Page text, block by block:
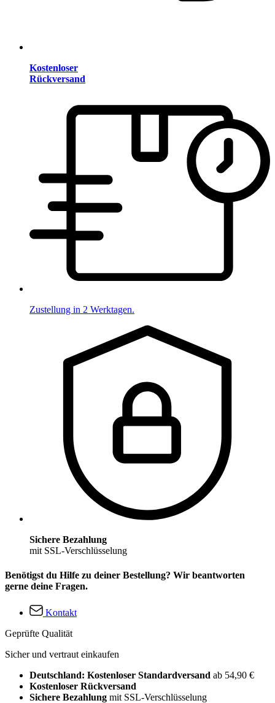
Kostenloser
Rückversand
Zustellung in 2 Werktagen.
Sichere Bezahlung
mit SSL-Verschlüsselung
Benötigst du Hilfe zu deiner Bestellung? Wir beantworten
gerne deine Fragen.
Kontakt
Geprüfte Qualität
Sicher und vertraut einkaufen
Deutschland: Kostenloser Standardversand ab 54,90 €
Kostenloser Rückversand
Sichere Bezahlung mit SSL-Verschlüsselung